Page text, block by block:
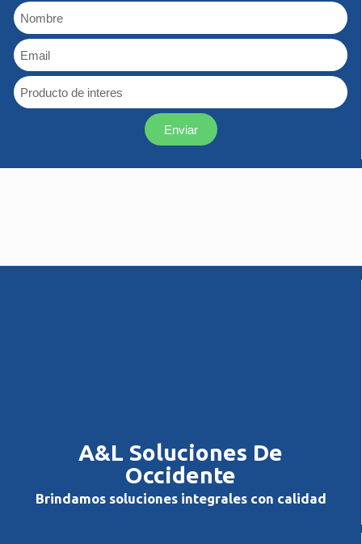
Enviar
A&L Soluciones De
Occidente
Brindamos soluciones integrales con calidad